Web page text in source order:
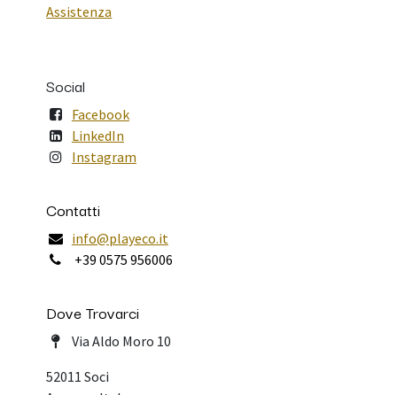
Assistenza
Social
Facebook
LinkedIn
Instagram
Contatti
info@playeco.it
+39 0575 956006
Dove Trovarci
Via Aldo Moro 10
52011 Soci